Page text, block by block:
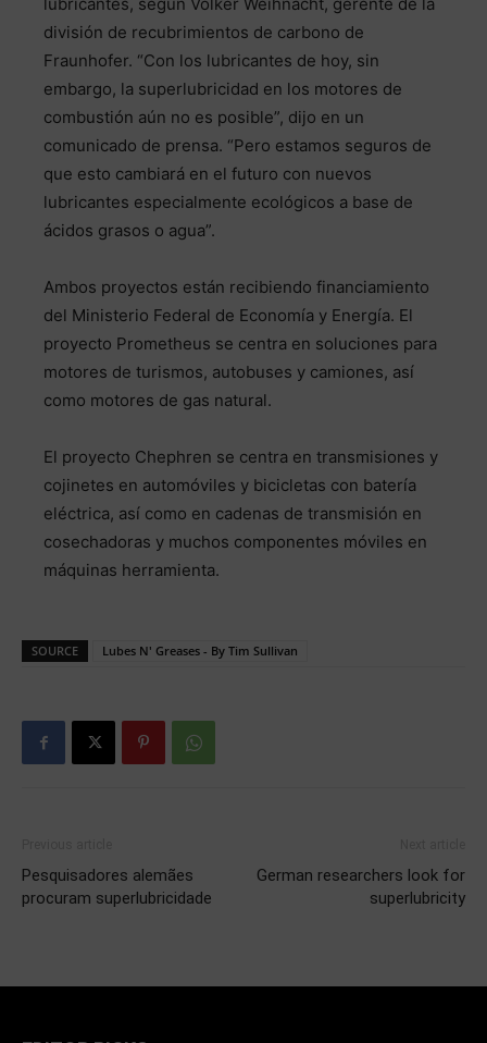
división de recubrimientos de carbono de
Fraunhofer. “Con los lubricantes de hoy, sin
embargo, la superlubricidad en los motores de
combustión aún no es posible”, dijo en un
comunicado de prensa. “Pero estamos seguros de
que esto cambiará en el futuro con nuevos
lubricantes especialmente ecológicos a base de
ácidos grasos o agua”.
Ambos proyectos están recibiendo financiamiento
del Ministerio Federal de Economía y Energía. El
proyecto Prometheus se centra en soluciones para
motores de turismos, autobuses y camiones, así
como motores de gas natural.
El proyecto Chephren se centra en transmisiones y
cojinetes en automóviles y bicicletas con batería
eléctrica, así como en cadenas de transmisión en
cosechadoras y muchos componentes móviles en
máquinas herramienta.
SOURCE Lubes N' Greases - By Tim Sullivan
Pesquisadores alemães
procuram superlubricidade
German researchers look for
superlubricity